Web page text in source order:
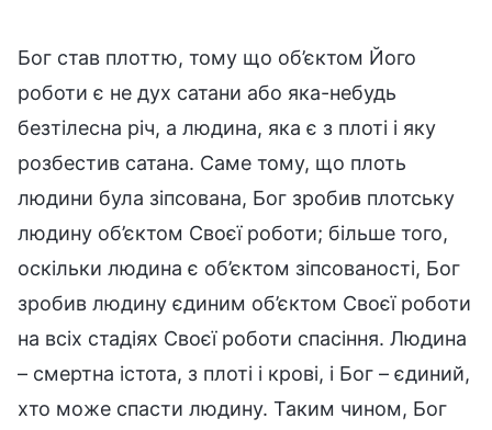
Бог став плоттю, тому що об’єктом Його
роботи є не дух сатани або яка-небудь
безтілесна річ, а людина, яка є з плоті і яку
розбестив сатана. Саме тому, що плоть
людини була зіпсована, Бог зробив плотську
людину об’єктом Своєї роботи; більше того,
оскільки людина є об’єктом зіпсованості, Бог
зробив людину єдиним об’єктом Своєї роботи
на всіх стадіях Своєї роботи спасіння. Людина
– смертна істота, з плоті і крові, і Бог – єдиний,
хто може спасти людину. Таким чином, Бог